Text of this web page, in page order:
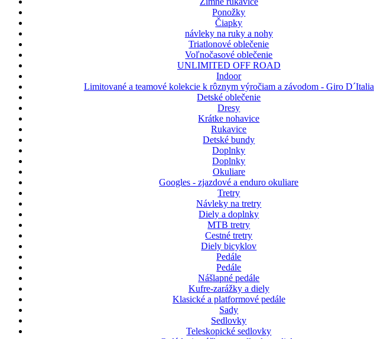
Ponožky
Čiapky
návleky na ruky a nohy
Triatlonové oblečenie
Voľnočasové oblečenie
UNLIMITED OFF ROAD
Indoor
Limitované a teamové kolekcie k rôznym výročiam a závodom - Giro D´Italia
Detské oblečenie
Dresy
Krátke nohavice
Rukavice
Detské bundy
Doplnky
Doplnky
Okuliare
Googles - zjazdové a enduro okuliare
Tretry
Návleky na tretry
Diely a doplnky
MTB tretry
Cestné tretry
Diely bicyklov
Pedále
Pedále
Nášlapné pedále
Kufre-zarážky a diely
Klasické a platformové pedále
Sady
Sedlovky
Teleskopické sedlovky